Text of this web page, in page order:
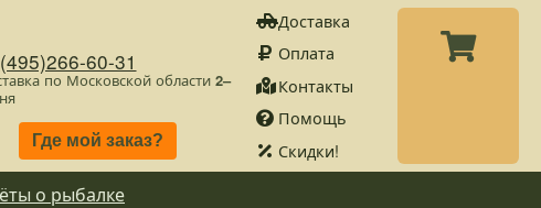
Доставка
Оплата
Контакты
Помощь
Скидки!
60-31
по Московской области 2–
Где мой заказ?
о рыбалке